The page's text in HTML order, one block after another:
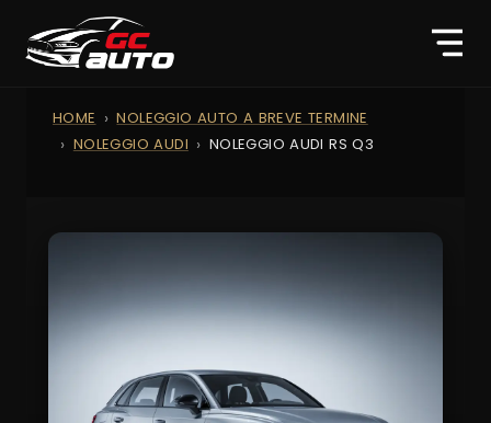
HOME
NOLEGGIO AUTO A BREVE TERMINE
NOLEGGIO AUDI
NOLEGGIO AUDI RS Q3